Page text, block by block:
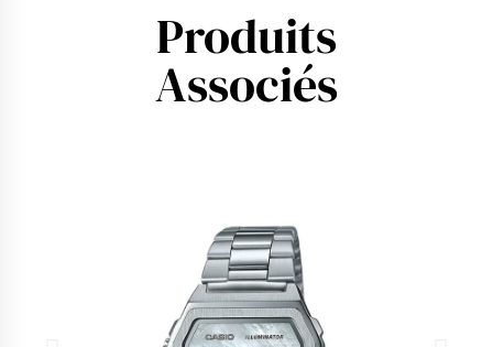
Produits
Associés